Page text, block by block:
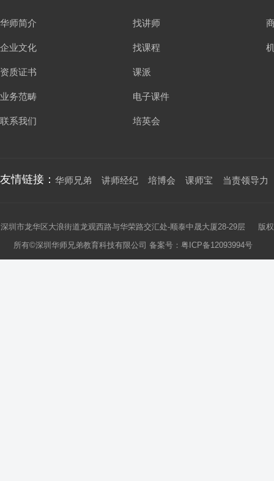
华师简介
企业文化
资质证书
业务范畴
联系我们
找讲师
找课程
课派
电子课件
培英会
友情链接： 华师兄弟 讲师经纪 培博会 课师宝 当责领导力
深圳市龙华区大浪街道龙观西路与华荣路交汇处-顺泰中晟大厦28-29层 版权
所有©深圳华师兄弟教育科技有限公司 备案号： 粤ICP备12093994号